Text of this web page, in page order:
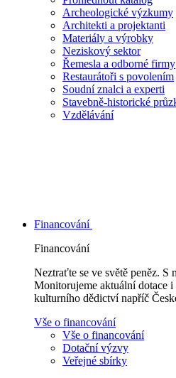
Archeologické výzkumy
Architekti a projektanti
Materiály a výrobky
Neziskový sektor
Řemesla a odborné firmy
Restaurátoři s povolením
Soudní znalci a experti
Stavebně-historické
Vzdělávání
Financování
Financování
Neztraťte se ve světě peněz. S
Monitorujeme aktuální dotace
kulturního dědictví napříč
Vše o financování
Vše o financování
Dotační výzvy
Veřejné sbírky